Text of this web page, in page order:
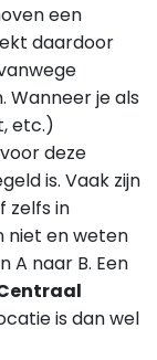
een
daardoor
Wanneer je als
etc.)
deze
is. Vaak zijn
zelfs in
niet en weten
A naar B. Een
is dan wel